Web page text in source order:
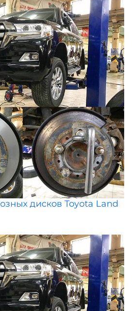
дисков Toyota Land